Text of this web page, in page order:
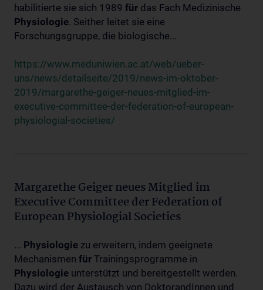
habilitierte sie sich 1989 für das Fach Medizinische
Physiologie. Seither leitet sie eine
Forschungsgruppe, die biologische...
https://www.meduniwien.ac.at/web/ueber-
uns/news/detailseite/2019/news-im-oktober-
2019/margarethe-geiger-neues-mitglied-im-
executive-committee-der-federation-of-european-
physiologial-societies/
Margarethe Geiger neues Mitglied im
Executive Committee der Federation of
European Physiologial Societies
... Physiologie zu erweitern, indem geeignete
Mechanismen für Trainingsprogramme in
Physiologie unterstützt und bereitgestellt werden.
Dazu wird der Austausch von DoktorandInnen und